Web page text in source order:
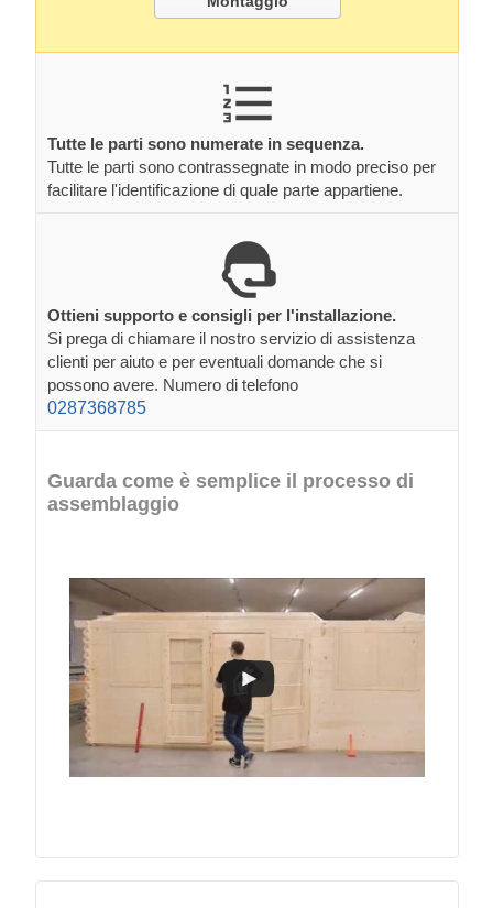
Tutte le parti sono numerate in sequenza.
Tutte le parti sono contrassegnate in modo preciso per
facilitare l'identificazione di quale parte appartiene.
Ottieni supporto e consigli per l'installazione.
Si prega di chiamare il nostro servizio di assistenza
clienti per aiuto e per eventuali domande che si
possono avere. Numero di telefono
0287368785
Guarda come è semplice il processo di
assemblaggio